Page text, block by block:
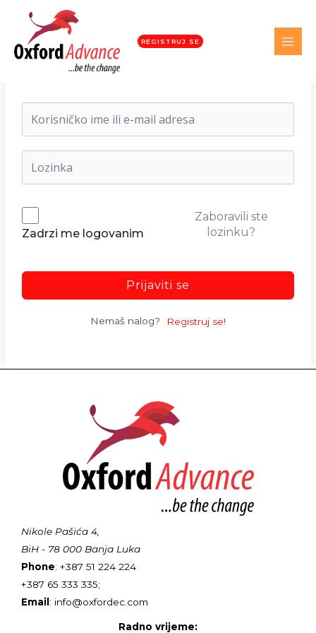
REGISTRUJ SE
Dobrodošli nazad!
Zadrzi me logovanim
Zaboravili ste
lozinku?
Prijaviti se
Nemaš nalog? Registruj se!
Nikole Pašića 4,
BiH - 78 000 Banja Luka
Phone: +387 51 224 224
+387 65 333 335;
Email: info@oxfordec.com
Radno vrijeme: